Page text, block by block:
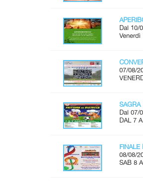
Dal 10/
07/08/
SAGRA
Dal 07/
DAL 7
FINALE
08/08/
SAB 8